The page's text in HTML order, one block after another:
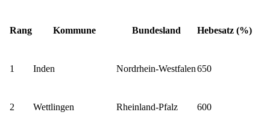
Rang Kommune Bundesland Hebesatz (%)
1 Inden Nordrhein-Westfalen650
2 Wettlingen Rheinland-Pfalz 600